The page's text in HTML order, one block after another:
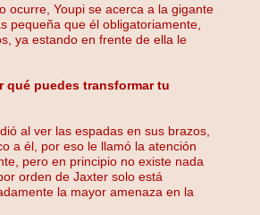
ocurre, Youpi se acerca a la gigante
pequeña que él obligatoriamente,
ya estando en frente de ella le
qué puedes transformar tu
al ver las espadas en sus brazos,
a él, por eso le llamó la atención
pero en principio no existe nada
orden de Jaxter solo está
la mayor amenaza en la